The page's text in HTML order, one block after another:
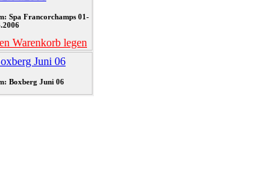
Spa Francorchamps 01-
Warenkorb legen
Boxberg Juni 06